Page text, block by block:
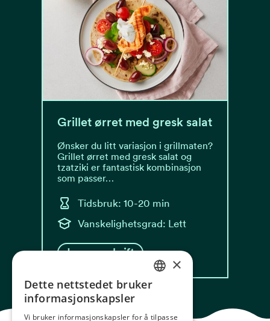
Grillet ørret med gresk salat
Ønsker du litt variasjon i grillmaten?
Grillet ørret med gresk salat og
tzatziki er fantastisk kombinasjon
som passer…
Tidsbruk: 10-20 min
Vanskelighetsgrad: Lett
Les oppskrift
NORWEGIAN
×
Dette nettstedet bruker
informasjonskapsler
Vi bruker informasjonskapsler for å tilpasse